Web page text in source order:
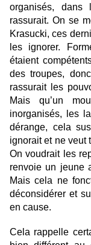
organisés, dans
rassurait. On se
Krasucki, ces
les ignorer.
étaient
des troupes,
rassurait les
Mais qu’un
inorganisés, les
dérange, cela
ignorait et ne veut
On voudrait les
renvoie un jeune
Mais cela ne
déconsidérer et
en cause.
Cela rappelle